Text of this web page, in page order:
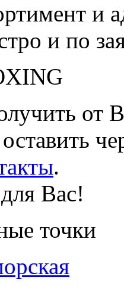
и
и по
от
.
Вас!
точки